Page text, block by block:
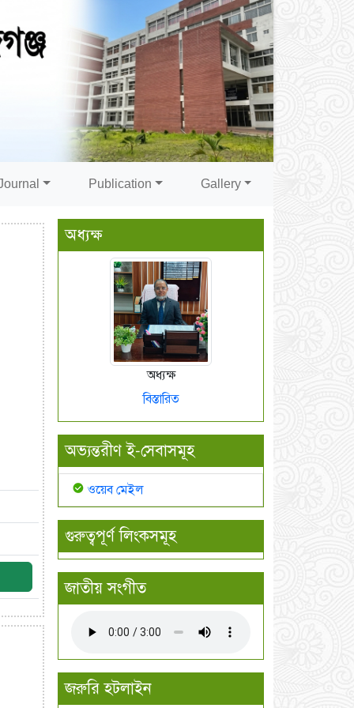
Publication Gallery
অধ্যক্ষ
অধ্যক্ষ
বিস্তারিত
অভ্যন্তরীণ ই-সেবাসমূহ
ওয়েব মেইল
গুরুত্বপূর্ণ লিংকসমূহ
জাতীয় সংগীত
জরুরি হটলাইন